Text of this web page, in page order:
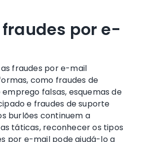
por e-
fraudes por e-mail
como fraudes de
falsas, esquemas de
e fraudes de suporte
burlões continuem a
táticas, reconhecer os tipos
por e-mail pode ajudá-lo a